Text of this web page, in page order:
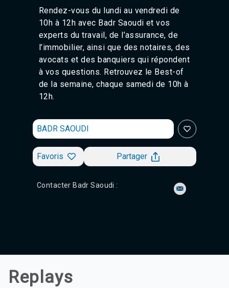
Chefchaouen 106.4
Essaouira 96.6
Safi 92.3
Taza 103.0
Taounate 95.6
Tiznit 103.1
SkhourRhamna 92.2
Taroudant 104.9
Tafraout 104.9
Rendez-vous du lundi au vendredi de
10h à 12h avec Badr Saoudi et vos
experts du travail, de l’assurance, de
l’immobilier, ainsi que des notaires, des
avocats et des banquiers qui répondent
à vos questions. Retrouvez le Best-of
de la semaine, chaque samedi de 10h à
12h.
BADR SAOUDI
Favoris Partager
Contacter Badr Saoudi :
Replays